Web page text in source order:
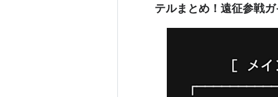
テルまとめ！遠征参戦ガ